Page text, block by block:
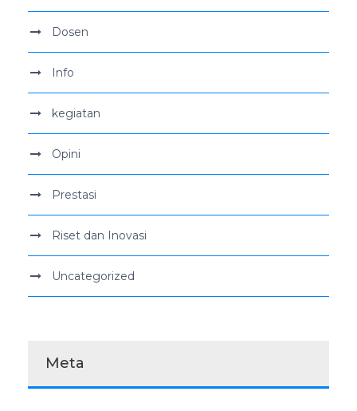
Dosen
Info
kegiatan
Opini
Prestasi
Riset dan Inovasi
Uncategorized
Meta